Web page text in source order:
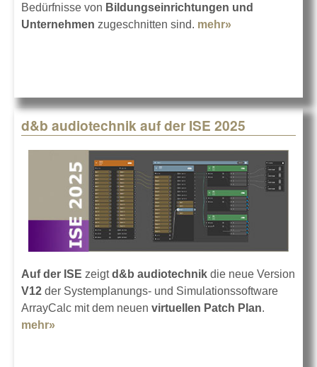
Bedürfnisse von Bildungseinrichtungen und
Unternehmen zugeschnitten sind. mehr»
d&b audiotechnik auf der ISE 2025
Auf der ISE zeigtd&b audiotechnik die neue Version
V12 der Systemplanungs- und Simulationssoftware
ArrayCalc mit dem neuen virtuellen Patch Plan.
mehr»